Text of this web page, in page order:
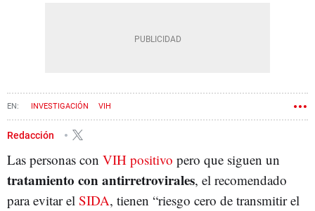
INVESTIGACIÓN VIH
Redacción
Las personas con VIH positivo pero que siguen un
tratamiento con antirretrovirales, el recomendado
para evitar el SIDA, tienen “riesgo cero de transmitir el